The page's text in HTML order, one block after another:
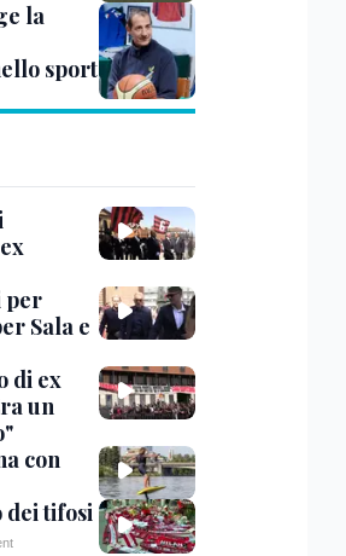
la
sport
per
Sala e
di ex
un
con
dei tifosi